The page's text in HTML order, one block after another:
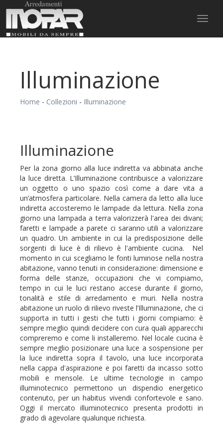
Illuminazione
Home - Collezioni - Illuminazione
Illuminazione
Per la zona giorno alla luce indiretta va abbinata anche
la luce diretta. L’Illuminazione contribuisce a valorizzare
un oggetto o uno spazio così come a dare vita a
un’atmosfera particolare. Nella camera da letto alla luce
indiretta accosteremo le lampade da lettura. Nella zona
giorno una lampada a terra valorizzerà l'area dei divani;
faretti e lampade a parete ci saranno utili a valorizzare
un quadro. Un ambiente in cui la predisposizione delle
sorgenti di luce è di rilievo è l'ambiente cucina. Nel
momento in cui scegliamo le fonti luminose nella nostra
abitazione, vanno tenuti in considerazione: dimensione e
forma delle stanze, occupazioni che vi compiamo,
tempo in cui le luci restano accese durante il giorno,
tonalità e stile di arredamento e muri. Nella nostra
abitazione un ruolo di rilievo riveste l’Illuminazione, che ci
supporta in tutti i gesti che tutti i giorni compiamo: è
sempre meglio quindi decidere con cura quali apparecchi
compreremo e come li installeremo. Nel locale cucina è
sempre meglio posizionare una luce a sospensione per
la luce indiretta sopra il tavolo, una luce incorporata
nella cappa d'aspirazione e poi faretti da incasso sotto
mobili e mensole. Le ultime tecnologie in campo
illuminotecnico permettono un dispendio energetico
contenuto, per un habitus vivendi confortevole e sano.
Oggi il mercato illuminotecnico presenta prodotti in
grado di agevolare qualunque richiesta.